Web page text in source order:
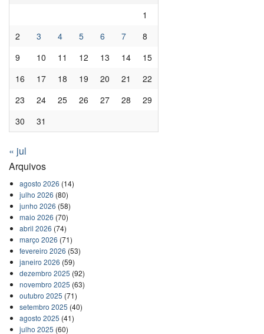
1
2
3 4 5 6 7
8
9
10 11 12 13 14
15
16
17 18 19 20 21
22
23
24 25 26 27 28
29
30
31
« jul
Arquivos
agosto 2026 (14)
julho 2026 (80)
junho 2026 (58)
maio 2026 (70)
abril 2026 (74)
março 2026 (71)
fevereiro 2026 (53)
janeiro 2026 (59)
dezembro 2025 (92)
novembro 2025 (63)
outubro 2025 (71)
setembro 2025 (40)
agosto 2025 (41)
julho 2025 (60)